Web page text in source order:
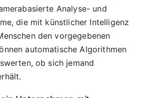
Analyse- und
die mit künstlicher Intelligenz
den vorgegebenen
automatische Algorithmen
ob sich jemand